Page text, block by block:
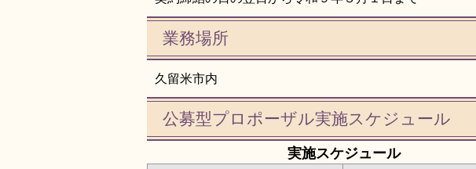
業務場所
久留米市内
公募型プロポーザル実施スケジュール
実施スケジュール